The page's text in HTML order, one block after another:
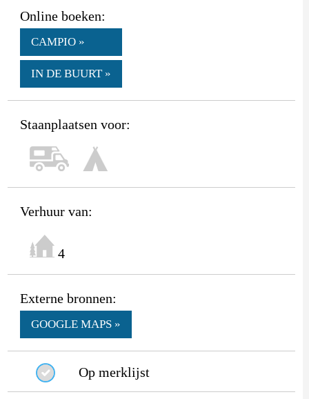
Online boeken:
CAMPIO »
IN DE BUURT »
Staanplaatsen voor:
Verhuur van:
4
Externe bronnen:
GOOGLE MAPS »
Op merklijst